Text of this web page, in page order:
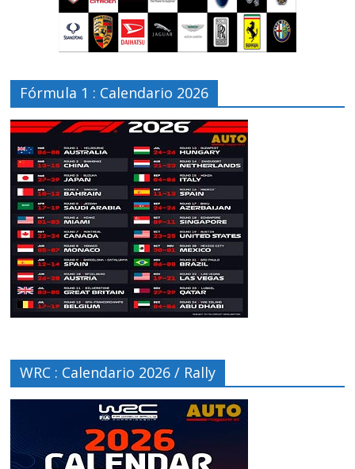
Fórmula 1 : Calendario 2026
WRC : Calendario 2026 / Rally